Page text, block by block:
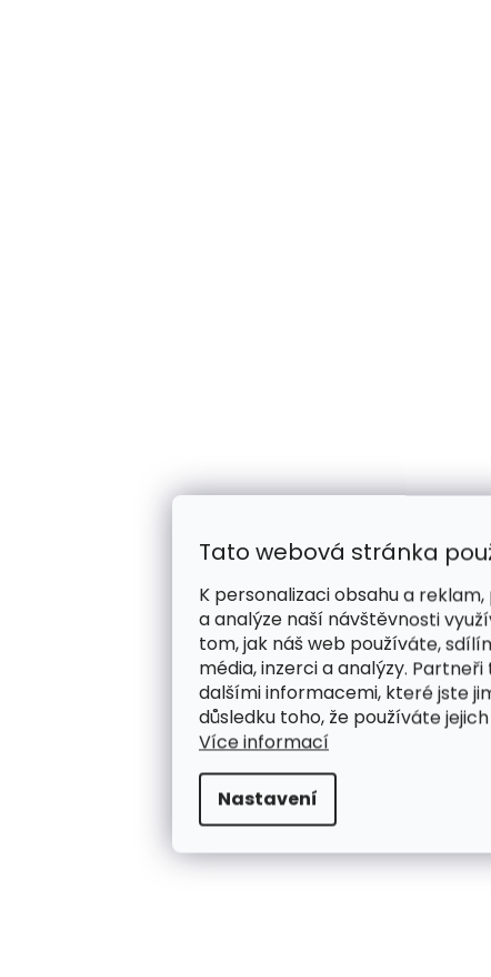
Tato webová stránka
K personalizaci obsahu a
a analýze naší návštěvnosti
tom, jak náš web používáte,
média, inzerci a analýzy.
dalšími informacemi, které jste
důsledku toho, že používáte jejich
Více informací
Nastavení